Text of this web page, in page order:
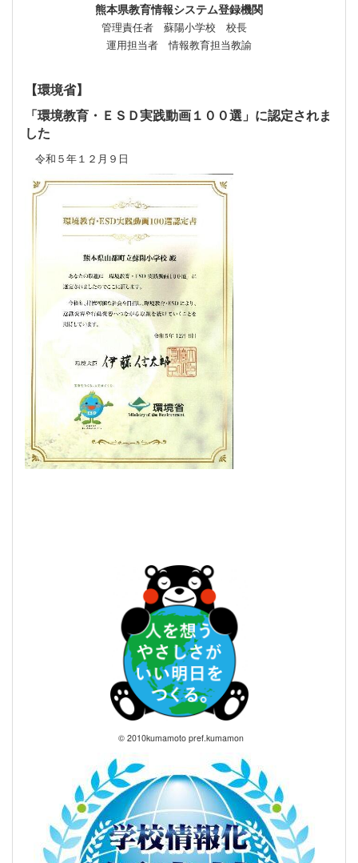
熊本県教育情報システム登録機関
管理責任者 蘇陽小学校 校長
運用担当者 情報教育担当教諭
【環境省】
「環境教育・ＥＳＤ実践動画１００選」に認定されま
した
令和５年１２月９日
© 2010kumamoto pref.kumamon